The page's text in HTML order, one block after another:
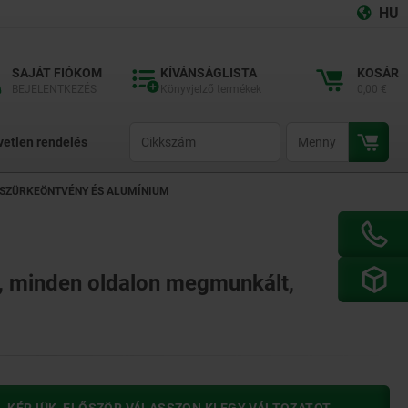
HU
SAJÁT FIÓKOM KÍVÁNSÁGLISTA KOSÁR
rendelés
ÉS ALUMÍNIUM
oldalon megmunkált,